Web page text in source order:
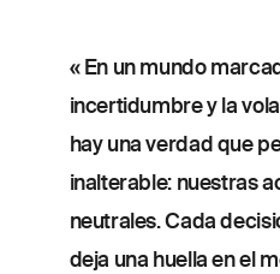
« En un mundo
incertidumbre y la
hay una verdad que
inalterable: nuestras
neutrales. Cada
deja una huella en el